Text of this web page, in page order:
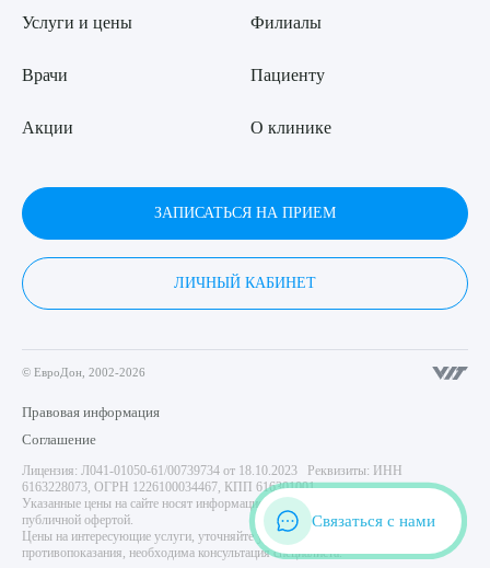
Услуги и цены
Врачи
Акции
Филиалы
Пациенту
О клинике
ЗАПИСАТЬСЯ НА ПРИЕМ
ЛИЧНЫЙ КАБИНЕТ
© ЕвроДон, 2002-2026
Правовая информация
Соглашение
Лицензия: Л041-01050-61/00739734 от 18.10.2023 Реквизиты: ИНН
6163228073, ОГРН 1226100034467, КПП 616301001
Указанные цены на сайте носят информационный характер и не являются
публичной офертой.
Цены на интересующие услуги, уточняйте у администратора центра. Имеются
противопоказания, необходима консультация специалиста.
Связаться с нами